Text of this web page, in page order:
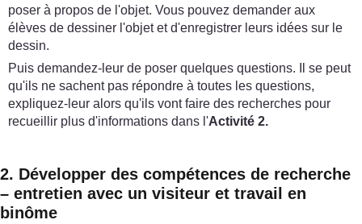
poser à propos de l'objet. Vous pouvez demander aux
élèves de dessiner l'objet et d'enregistrer leurs idées sur le
dessin.
Puis demandez-leur de poser quelques questions. Il se peut
qu'ils ne sachent pas répondre à toutes les questions,
expliquez-leur alors qu'ils vont faire des recherches pour
recueillir plus d'informations dans l'Activité 2.
2. Développer des compétences de recherche
– entretien avec un visiteur et travail en
binôme